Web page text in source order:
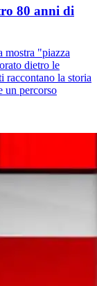
80 anni di
mostra "piazza
dietro le
raccontano la storia
un percorso